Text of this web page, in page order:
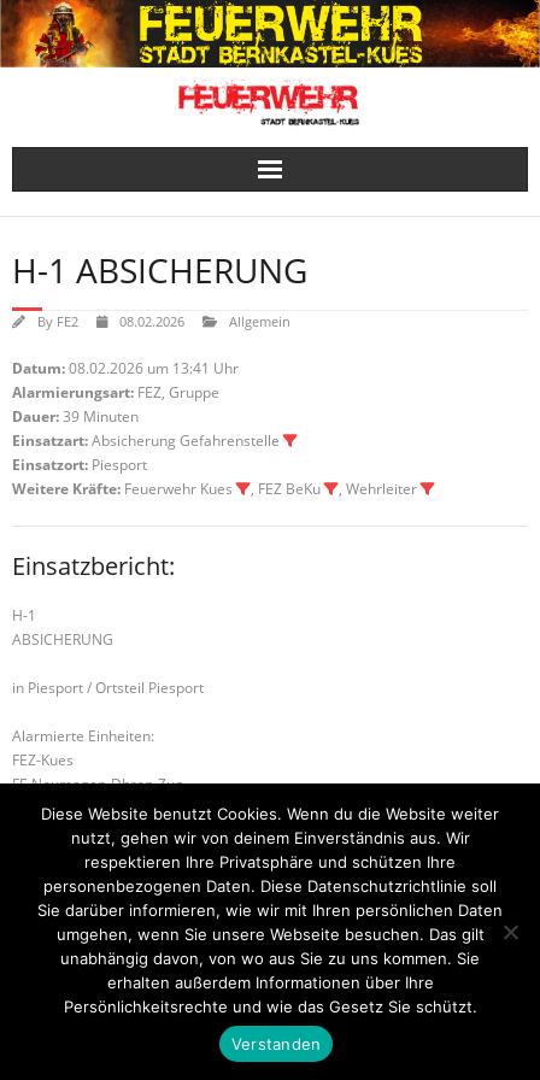
Skip
to
content
H-1 ABSICHERUNG
By FE2 08.02.2026 Allgemein
Datum:08.02.2026 um 13:41 Uhr
Alarmierungsart: FEZ, Gruppe
Dauer:39 Minuten
Einsatzart:Absicherung Gefahrenstelle
Einsatzort: Piesport
Weitere Kräfte: Feuerwehr Kues , FEZ BeKu , Wehrleiter
Einsatzbericht:
H-1
ABSICHERUNG
in Piesport / Ortsteil Piesport
Alarmierte Einheiten:
FEZ-Kues
FF-Neumagen-Dhron-Zug
FF-Piesport-Gruppe
B-2 FAHRZEUGBRAND H-1 TIERRETTUNG
Startseite Einsätze Mitglied werden Über uns
Kontakt
Think Up Themes Ltd . Powered by
Diese Website benutzt Cookies. Wenn du die Website weiter
nutzt, gehen wir von deinem Einverständnis aus. Wir
respektieren Ihre Privatsphäre und schützen Ihre
personenbezogenen Daten. Diese Datenschutzrichtlinie soll
Sie darüber informieren, wie wir mit Ihren persönlichen Daten
umgehen, wenn Sie unsere Webseite besuchen. Das gilt
unabhängig davon, von wo aus Sie zu uns kommen. Sie
erhalten außerdem Informationen über Ihre
Persönlichkeitsrechte und wie das Gesetz Sie schützt.
Verstanden